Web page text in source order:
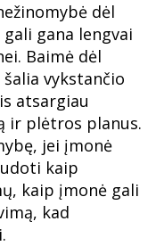
dėl
gana lengvai
Baimė dėl
vykstančio
atsargiau
ir plėtros planus.
jei įmonė
kaip
kaip įmonė gali
kad